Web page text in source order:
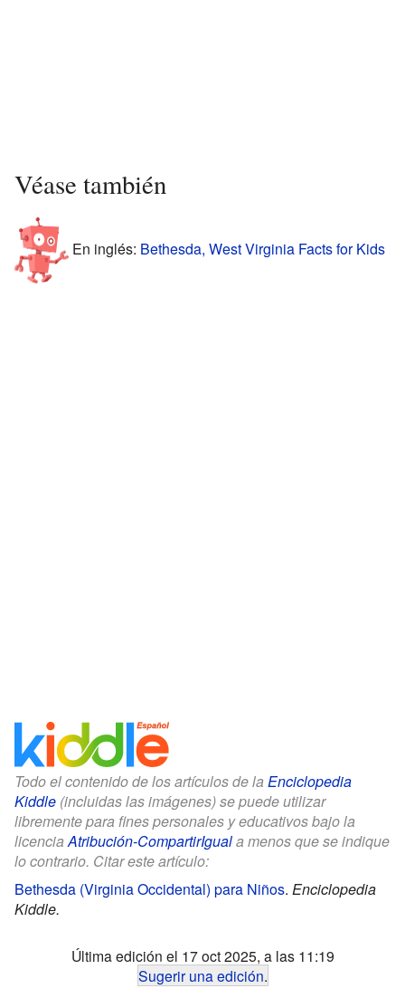
Véase también
En inglés: Bethesda, West Virginia Facts for Kids
Todo el contenido de los artículos de la Enciclopedia
Kiddle (incluidas las imágenes) se puede utilizar
libremente para fines personales y educativos bajo la
licenciaAtribución-CompartirIguala menos que se indique
lo contrario. Citar este artículo:
Bethesda (Virginia Occidental) para Niños. Enciclopedia
Kiddle.
Última edición el 17 oct 2025, a las 11:19
Sugerir una edición.